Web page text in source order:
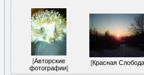
[Авторские
фотографии]
[Красная Слобода